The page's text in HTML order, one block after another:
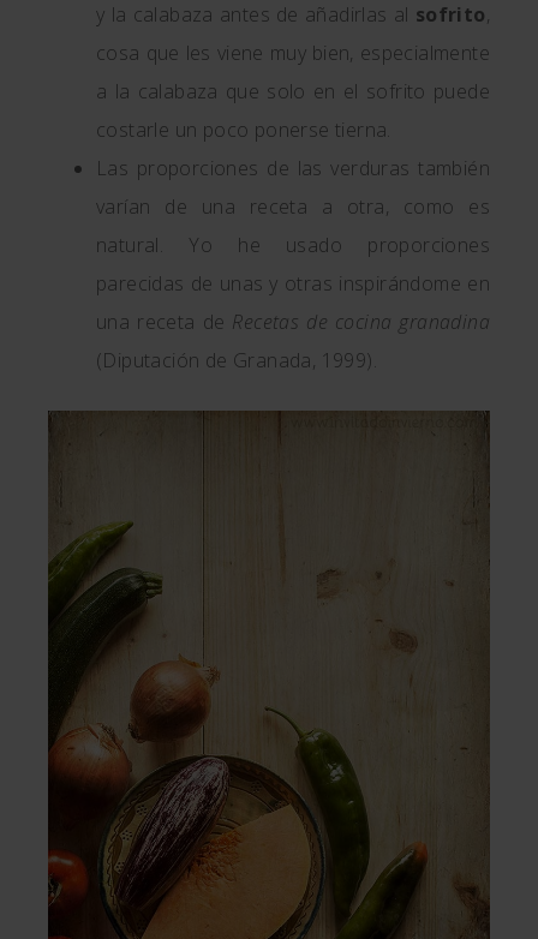
y la calabaza antes de añadirlas al sofrito,
cosa que les viene muy bien, especialmente
a la calabaza que solo en el sofrito puede
costarle un poco ponerse tierna.
Las proporciones de las verduras también
varían de una receta a otra, como es
natural. Yo he usado proporciones
parecidas de unas y otras inspirándome en
una receta de Recetas de cocina granadina
(Diputación de Granada, 1999).